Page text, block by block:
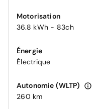
Motorisation
36.8 kWh - 83ch
Énergie
Électrique
Autonomie (WLTP)
260 km